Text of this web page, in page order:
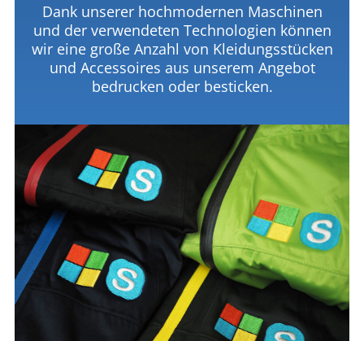
Dank unserer hochmodernen Maschinen
und der verwendeten Technologien können
wir eine große Anzahl von Kleidungsstücken
und Accessoires aus unserem Angebot
bedrucken oder besticken.